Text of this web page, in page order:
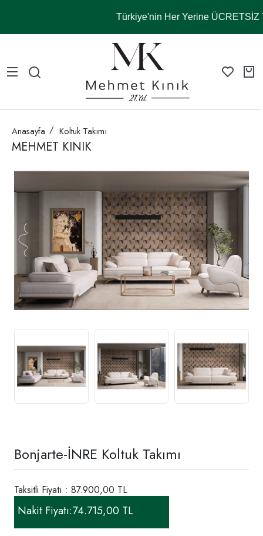
Türkiye'nin Her Yerine ÜCRETSİZ
Anasayfa Koltuk Takımı
MEHMET KINIK
Bonjarte-İNRE Koltuk Takımı
Taksitli Fiyatı : 87.900,00 TL
Nakit Fiyatı:74.715,00 TL